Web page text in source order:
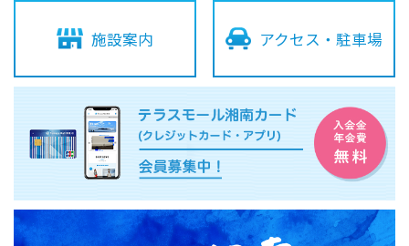
施設案内 アクセス・駐車場